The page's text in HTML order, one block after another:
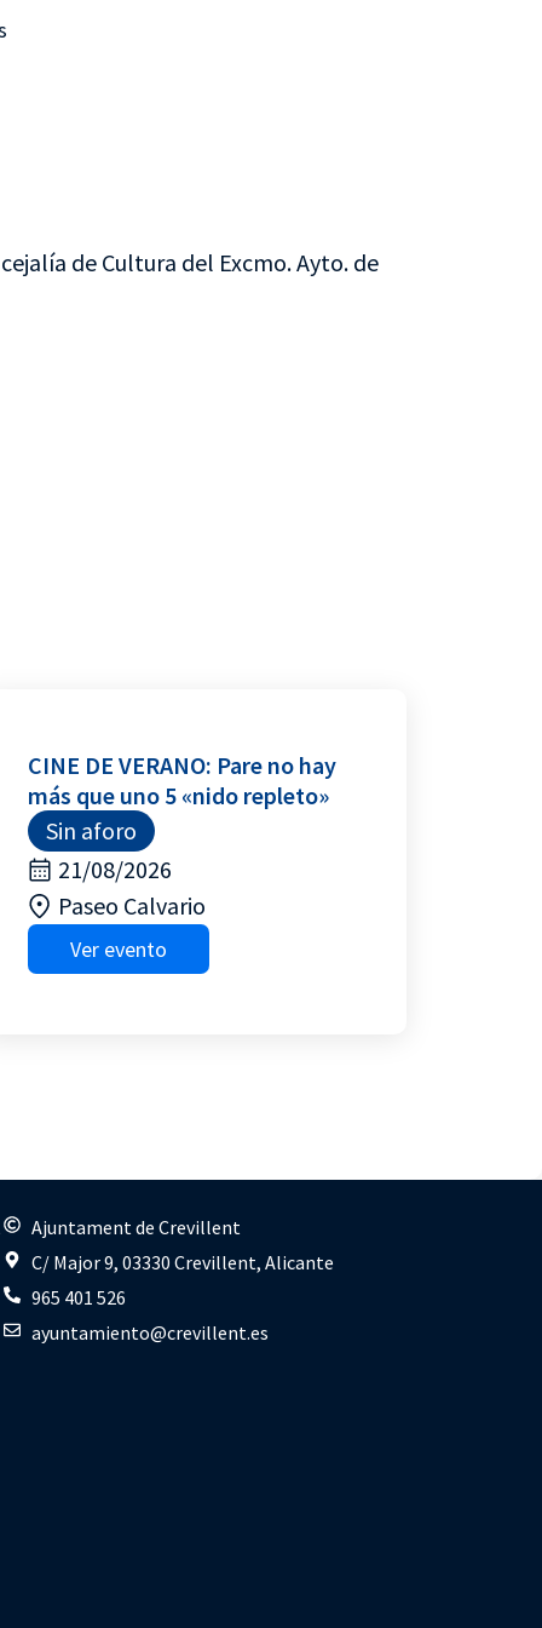
de Cultura del Excmo. Ayto. de
CINE DE VERANO: Pare no hay
más que uno 5 «nido repleto»
Sin aforo
21/08/2026
Paseo Calvario
Ver evento
Ajuntament de Crevillent
C/ Major 9, 03330 Crevillent, Alicante
965 401 526
ayuntamiento@crevillent.es